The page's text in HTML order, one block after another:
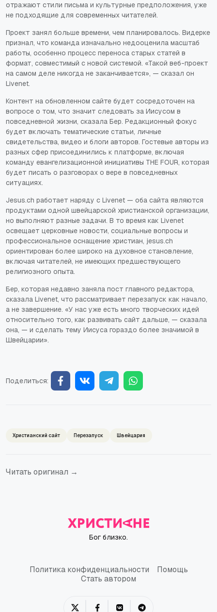
отражают стили письма и культурные предположения, уже
не подходящие для современных читателей.
Проект занял больше времени, чем планировалось. Видерке
признал, что команда изначально недооценила масштаб
работы, особенно процесс переноса старых статей в
формат, совместимый с новой системой. «Такой веб-проект
на самом деле никогда не заканчивается», — сказал он
Livenet.
Контент на обновленном сайте будет сосредоточен на
вопросе о том, что значит следовать за Иисусом в
повседневной жизни, сказала Бер. Редакционный фокус
будет включать тематические статьи, личные
свидетельства, видео и блоги авторов. Гостевые авторы из
разных сфер присоединились к платформе, включая
команду евангелизационной инициативы THE FOUR, которая
будет писать о разговорах о вере в повседневных
ситуациях.
Jesus.ch работает наряду с Livenet — оба сайта являются
продуктами одной швейцарской христианской организации,
но выполняют разные задачи. В то время как Livenet
освещает церковные новости, социальные вопросы и
профессиональное оснащение христиан, jesus.ch
ориентирован более широко на духовное становление,
включая читателей, не имеющих предшествующего
религиозного опыта.
Бер, которая недавно заняла пост главного редактора,
сказала Livenet, что рассматривает перезапуск как начало,
а не завершение. «У нас уже есть много творческих идей
относительно того, как развивать сайт дальше, — сказала
она, — и сделать тему Иисуса гораздо более значимой в
Швейцарии».
Поделиться:
Христианский сайт Перезапуск Швейцария
Читать оригинал →
Бог близко.
Политика конфиденциальности
Политика конфиденциальности
Помощь
Стать автором